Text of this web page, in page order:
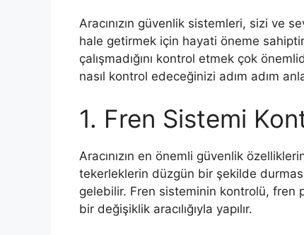
Aracınızın güvenlik sistemleri, sizi ve
hale getirmek için hayati öneme
çalışmadığını kontrol etmek çok
nasıl kontrol edeceğinizi adım adım
1. Fren Sistemi
Aracınızın en önemli güvenlik
tekerleklerin düzgün bir şekilde
gelebilir. Fren sisteminin kontrolü, fren
bir değişiklik aracılığıyla yapılır.